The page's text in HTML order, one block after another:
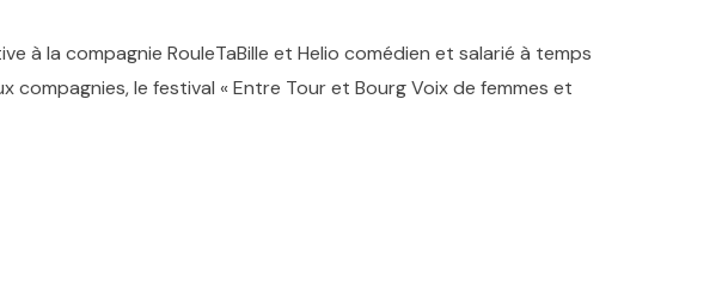
à la compagnie RouleTaBille et Helio comédien et salarié à temps
le festival « Entre Tour et Bourg Voix de femmes et